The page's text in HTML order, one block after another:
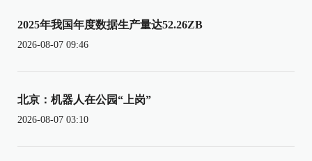
2025年我国年度数据生产量达52.26ZB
2026-08-07 09:46
北京：机器人在公园“上岗”
2026-08-07 03:10